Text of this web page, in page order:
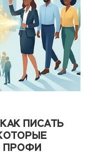
ПИСАТЬ
ПРОФИ